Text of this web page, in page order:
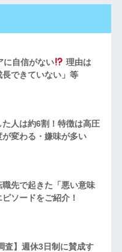
に自信がない
理由は
長できていない」等
た人は約6割！特徴は高圧
変わる・嫌味が多い
職先で起きた「悪い意味
ソードをご紹介！
査】週休3日制に賛成す